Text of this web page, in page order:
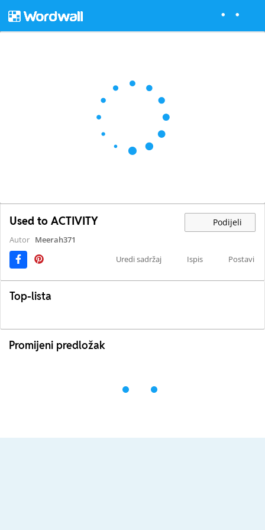
Used to ACTIVITY Podijeli
Autor Meerah371
Uredi sadržaj
Ispis Postavi
Top-lista
Promijeni predložak